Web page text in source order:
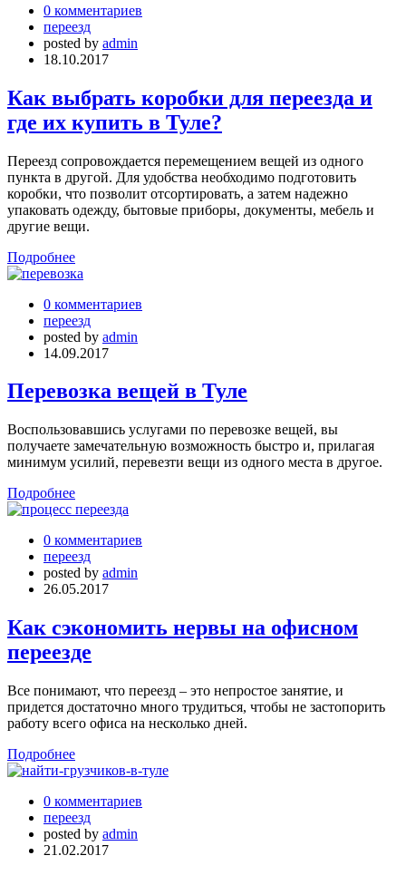
0 комментариев
переезд
posted by admin
18.10.2017
Как выбрать коробки для переезда и
где их купить в Туле?
Переезд сопровождается перемещением вещей из одного
пункта в другой. Для удобства необходимо подготовить
коробки, что позволит отсортировать, а затем надежно
упаковать одежду, бытовые приборы, документы, мебель и
другие вещи.
Подробнее
0 комментариев
переезд
posted by admin
14.09.2017
Перевозка вещей в Туле
Воспользовавшись услугами по перевозке вещей, вы
получаете замечательную возможность быстро и, прилагая
минимум усилий, перевезти вещи из одного места в другое.
Подробнее
0 комментариев
переезд
posted by admin
26.05.2017
Как сэкономить нервы на офисном
переезде
Все понимают, что переезд – это непростое занятие, и
придется достаточно много трудиться, чтобы не застопорить
работу всего офиса на несколько дней.
Подробнее
0 комментариев
переезд
posted by admin
21.02.2017